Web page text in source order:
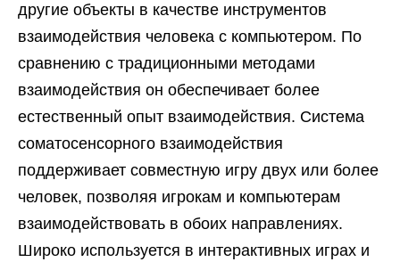
другие объекты в качестве инструментов
взаимодействия человека с компьютером. По
сравнению с традиционными методами
взаимодействия он обеспечивает более
естественный опыт взаимодействия. Система
соматосенсорного взаимодействия
поддерживает совместную игру двух или более
человек, позволяя игрокам и компьютерам
взаимодействовать в обоих направлениях.
Широко используется в интерактивных играх и